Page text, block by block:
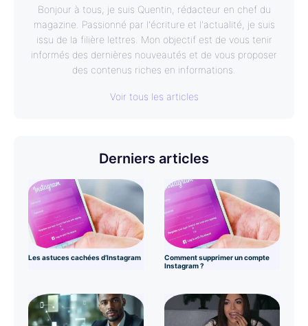
Bonjour à tous, je suis Quentin, rédacteur en chef du
magazine. Passionné par l'écriture et l'actualité, je suis
issu de la filière lettres. Mon objectif est de vous tenir
informés des dernières nouveautés et de vous proposer
des contenus riches en informations.
Voir tous les articles
Derniers articles
Les astuces cachées d’Instagram
Comment supprimer un compte
Instagram ?